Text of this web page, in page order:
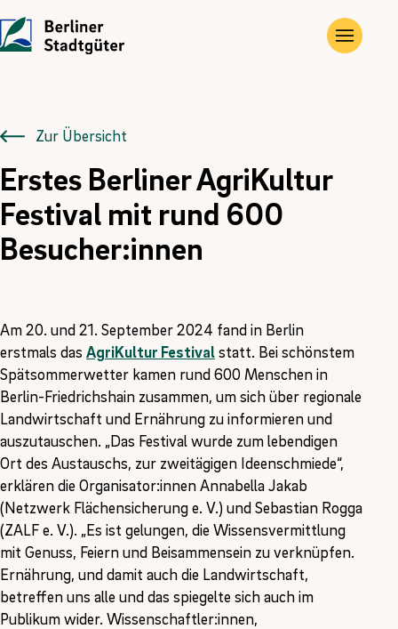
Die Stadtgüter
Vor Ort
Historie
Kontakt
Angebote
Gewerbe- und Privat­immobilien
Landwirtschaftliche Flächen und Güter
Kompensations­maßnahmen
Übersicht
Ausbildung
FÖJ
Zur Übersicht
Erstes Berliner AgriKultur
Festival mit rund 600
Besucher:innen
Am 20. und 21. September 2024 fand in Berlin
erstmals das AgriKultur Festivalstatt. Bei schönstem
Spätsommerwetter kamen rund 600 Menschen in
Berlin-Friedrichshain zusammen, um sich über regionale
Landwirtschaft und Ernährung zu informieren und
auszutauschen. „Das Festival wurde zum lebendigen
Ort des Austauschs, zur zweitägigen Ideenschmiede“,
erklären die Organisator:innen Annabella Jakab
(Netzwerk Flächensicherung e. V.) und Sebastian Rogga
(ZALF e. V.). „Es ist gelungen, die Wissensvermittlung
mit Genuss, Feiern und Beisammensein zu verknüpfen.
Ernährung, und damit auch die Landwirtschaft,
betreffen uns alle und das spiegelte sich auch im
Publikum wider. Wissenschaftler:innen,